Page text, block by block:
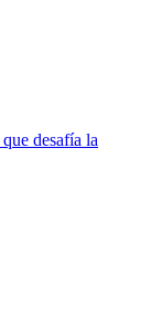
desafía la